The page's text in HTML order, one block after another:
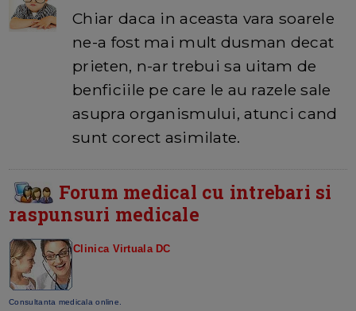
Chiar daca in aceasta vara soarele
ne-a fost mai mult dusman decat
prieten, n-ar trebui sa uitam de
benficiile pe care le au razele sale
asupra organismului, atunci cand
sunt corect asimilate.
Forum medical cu intrebari si
raspunsuri medicale
Clinica Virtuala DC
Consultanta medicala online.